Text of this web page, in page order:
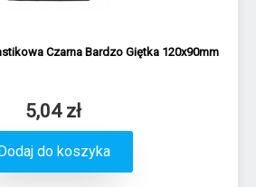
Czarna Bardzo Giętka 120x90mm
5,04 zł
do koszyka